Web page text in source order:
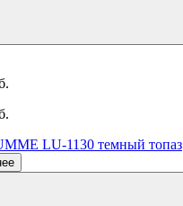
LU-1130 темный топаз